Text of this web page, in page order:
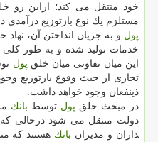
خود منتقل می­ كند؛ ازاین رو
مستلزم یك نوع بازتوزیع درآمدی
پول و به جریان انداختن آن، نهاد
خدمات تولید شده و به طور كلی
این میان تفاوتی میان خلق پول
تجاری از حیث وقوع بازتوزیع
ذی­نفعان وجود خواهد داشت.
در مبحث خلق پول توسط بانك
دولت منتقل می ­شود درحالی
داران و مدیران بانك هستند كه